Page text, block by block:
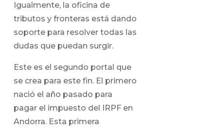
Igualmente, la oficina de
tributos y fronteras está dando
soporte para resolver todas las
dudas que puedan surgir.
Este es el segundo portal que
se crea para este fin. El primero
nació el año pasado para
pagar el impuesto del IRPF en
Andorra. Esta primera